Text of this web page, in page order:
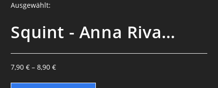
Ausgewählt:
Squint - Anna Riva…
7,90€ –8,90€